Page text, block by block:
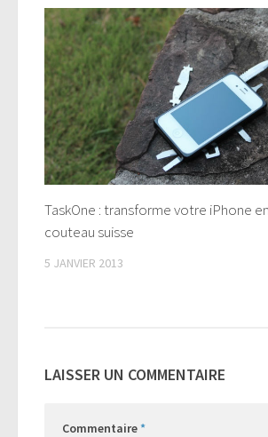
TaskOne : transforme votre iPhone en
couteau suisse
5 JANVIER 2013
LAISSER UN COMMENTAIRE
Commentaire*